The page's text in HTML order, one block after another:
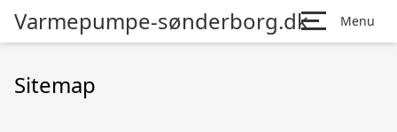
Varmepumpe-sønderborg.dk Menu
Sitemap